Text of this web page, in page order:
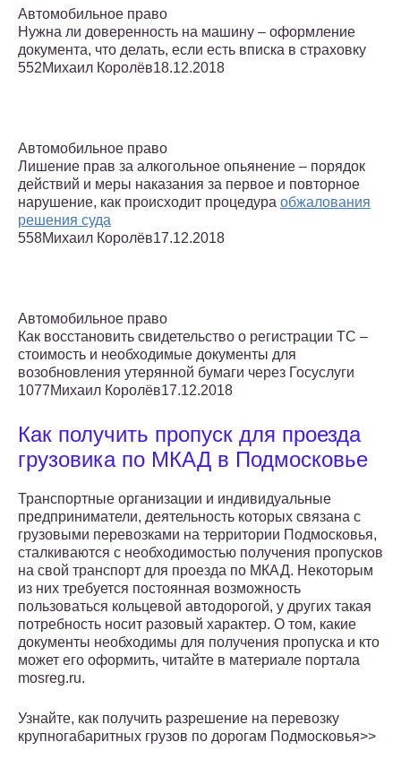
Автомобильное право
Нужна ли доверенность на машину – оформление
документа, что делать, если есть вписка в страховку
552Михаил Королёв18.12.2018
Автомобильное право
Лишение прав за алкогольное опьянение – порядок
действий и меры наказания за первое и повторное
нарушение, как происходит процедура обжалования
решения суда
558Михаил Королёв17.12.2018
Автомобильное право
Как восстановить свидетельство о регистрации ТС –
стоимость и необходимые документы для
возобновления утерянной бумаги через Госуслуги
1077Михаил Королёв17.12.2018
Как получить пропуск для проезда
грузовика по МКАД в Подмосковье
Транспортные организации и индивидуальные
предприниматели, деятельность которых связана с
грузовыми перевозками на территории Подмосковья,
сталкиваются с необходимостью получения пропусков
на свой транспорт для проезда по МКАД. Некоторым
из них требуется постоянная возможность
пользоваться кольцевой автодорогой, у других такая
потребность носит разовый характер. О том, какие
документы необходимы для получения пропуска и кто
может его оформить, читайте в материале портала
mosreg.ru.
Узнайте, как получить разрешение на перевозку
крупногабаритных грузов по дорогам Подмосковья>>